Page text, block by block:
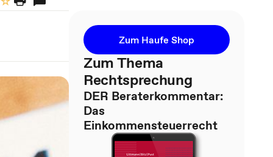
Zum Haufe Shop
Zum Thema
Rechtsprechung
DER Beraterkommentar:
Das
Einkommensteuerrecht